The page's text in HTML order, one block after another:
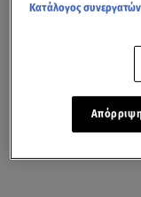
Κατάλογος